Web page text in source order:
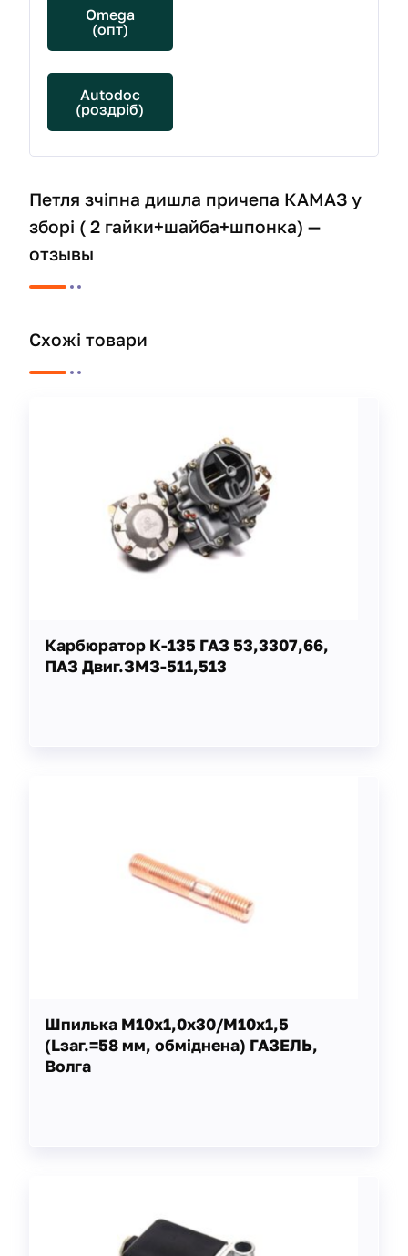
Omega
(опт)
Autodoc
(роздріб)
Петля зчіпна дишла причепа КАМАЗ у
зборі ( 2 гайки+шайба+шпонка) —
отзывы
Схожі товари
Карбюратор К-135 ГАЗ 53,3307,66,
ПАЗ Двиг.ЗМЗ-511,513
Шпилька М10х1,0х30/М10х1,5
(Lзаг.=58 мм, обміднена) ГАЗЕЛЬ,
Волга